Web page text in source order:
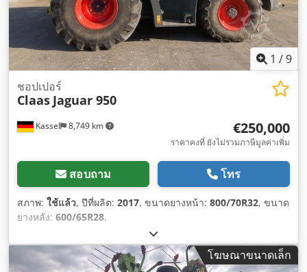
1 /9
Kassel 8,749 km
ชอปเปอร์
Claas Jaguar 950
€250,000
ราคาคงที่ ยังไม่รวมภาษีมูลค่าเพิ่ม
สอบถาม โทร
สภาพ: ใช้แล้ว, ปีที่ผลิต: 2017, ขนาดยางหน้า: 800/70R32, ขนาด
ยางหลัง: 600/65R28,
โฆษณาขนาดเล็ก